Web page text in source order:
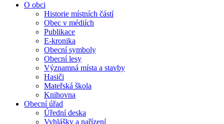
O obci
Historie místních částí
Obec v médiích
Publikace
E-kronika
Obecní symboly
Obecní lesy
Významná místa a stavby
Hasiči
Mateřská škola
Knihovna
Obecní úřad
Úřední deska
Vyhlášky a nařízení